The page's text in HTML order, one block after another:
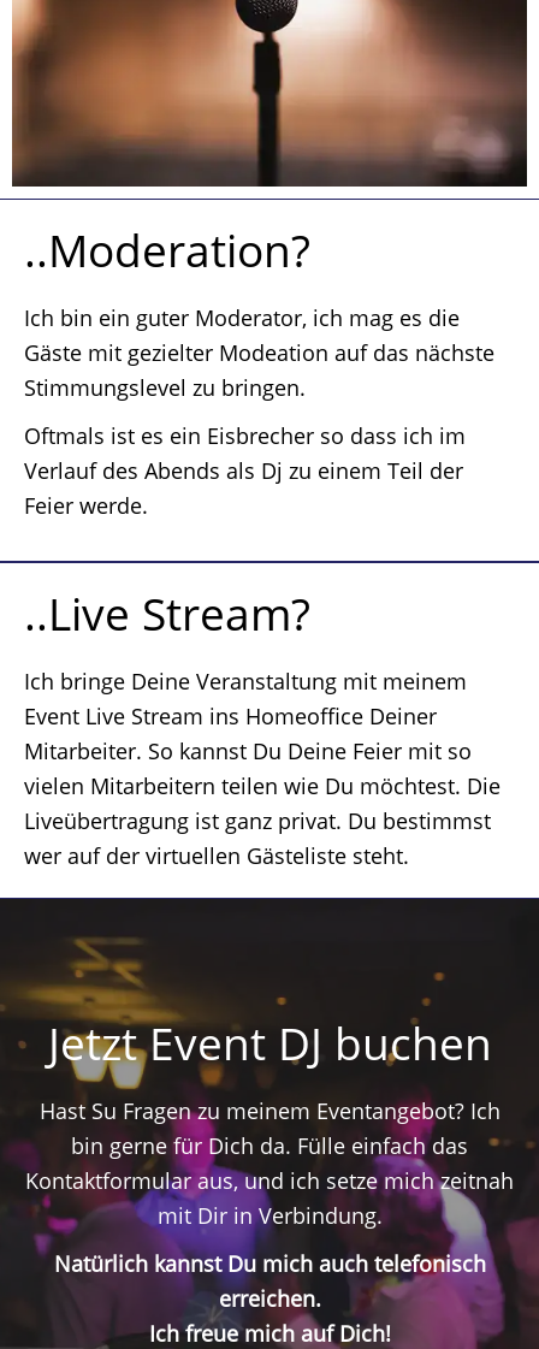
..Moderation?
Ich bin ein guter Moderator, ich mag es die
Gäste mit gezielter Modeation auf das nächste
Stimmungslevel zu bringen.
Oftmals ist es ein Eisbrecher so dass ich im
Verlauf des Abends als Dj zu einem Teil der
Feier werde.
..Live Stream?
Ich bringe Deine Veranstaltung mit meinem
Event Live Stream ins Homeoffice Deiner
Mitarbeiter. So kannst Du Deine Feier mit so
vielen Mitarbeitern teilen wie Du möchtest. Die
Liveübertragung ist ganz privat. Du bestimmst
wer auf der virtuellen Gästeliste steht.
Jetzt Event DJ buchen
Hast Su Fragen zu meinem Eventangebot? Ich
bin gerne für Dich da. Fülle einfach das
Kontaktformular aus, und ich setze mich zeitnah
mit Dir in Verbindung.
Natürlich kannst Du mich auch telefonisch
erreichen.
Ich freue mich auf Dich!